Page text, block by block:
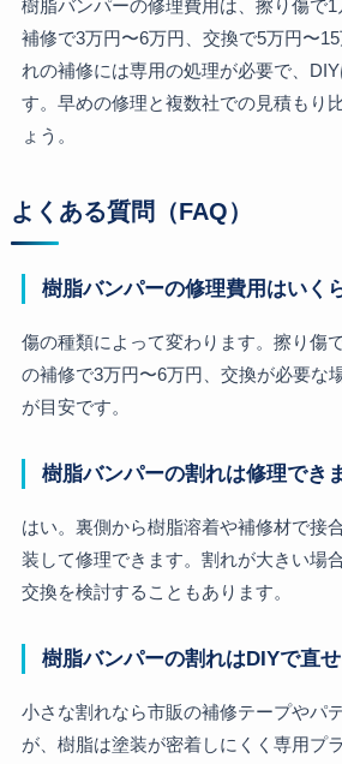
樹脂バンパーの修理費用は、擦り傷で
補修で3万円〜6万円、交換で5万円〜
れの補修には専用の処理が必要で、
す。早めの修理と複数社での見積もり
ょう。
よくある質問（FAQ）
樹脂バンパーの修理費用はいく
傷の種類によって変わります。擦り傷
の補修で3万円〜6万円、交換が必要な
が目安です。
樹脂バンパーの割れは修理でき
はい。裏側から樹脂溶着や補修材で接
装して修理できます。割れが大きい場
交換を検討することもあります。
樹脂バンパーの割れはDIYで直
小さな割れなら市販の補修テープやパ
が、樹脂は塗装が密着しにくく専用プ